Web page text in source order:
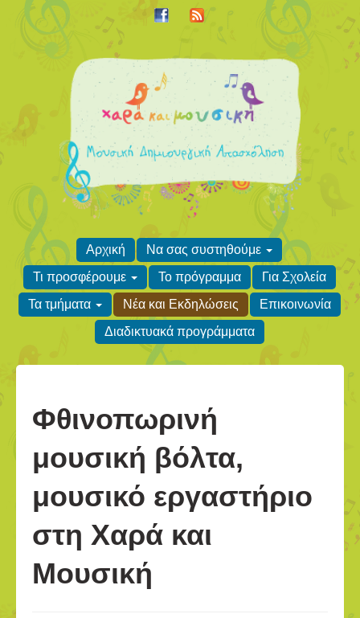
Αρχική
Να σας συστηθούμε
Τι προσφέρουμε
Το πρόγραμμα
Για Σχολεία
Τα τμήματα
Νέα και Εκδηλώσεις
Επικοινωνία
Διαδικτυακά προγράμματα
Φθινοπωρινή
μουσική βόλτα,
μουσικό εργαστήριο
στη Χαρά και
Μουσική